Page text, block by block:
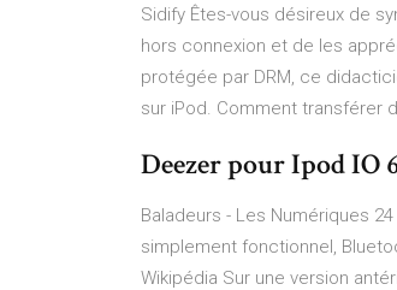
Sidify Êtes-vous désireux de
hors connexion et de les
protégée par DRM, ce
sur iPod. Comment transférer
Deezer pour Ipod IO
Baladeurs - Les Numériques
simplement fonctionnel,
Wikipédia Sur une version